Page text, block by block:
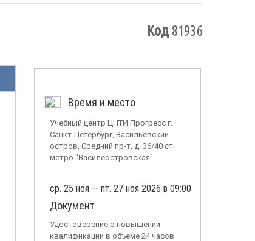
Код81936
Время и место
Учебный центр ЦНТИ Прогресс г.
Санкт-Петербург, Васильевский
остров, Средний пр-т, д. 36/40 ст.
метро "Василеостровская"
ср. 25 ноя — пт. 27 ноя 2026 в 09:00
Документ
Удостоверение о повышении
квалификации в объеме 24 часов